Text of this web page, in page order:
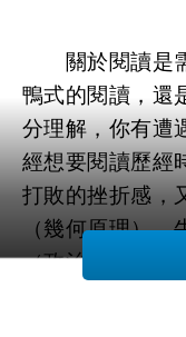
關於閱讀是需
鴨式的閱讀，還
分理解，你有遭
經想要閱讀歷經
打敗的挫折感，
（幾何原理）
（政治學）、達